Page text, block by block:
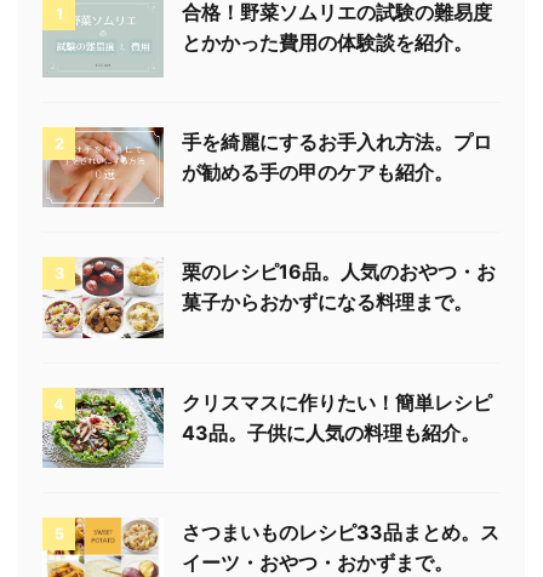
1
合格！野菜ソムリエの試験の難易度
とかかった費用の体験談を紹介。
2
手を綺麗にするお手入れ方法。プロ
が勧める手の甲のケアも紹介。
3
栗のレシピ16品。人気のおやつ・お
菓子からおかずになる料理まで。
4
クリスマスに作りたい！簡単レシピ
43品。子供に人気の料理も紹介。
5
さつまいものレシピ33品まとめ。ス
イーツ・おやつ・おかずまで。